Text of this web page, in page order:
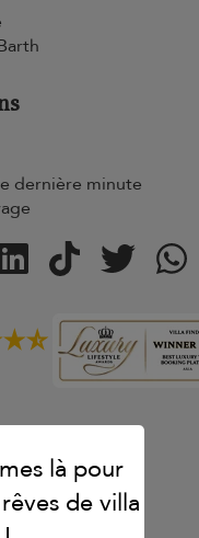
dernière minute